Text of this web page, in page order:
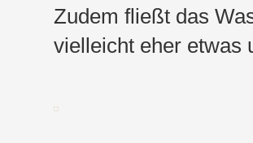
Zudem fließt das
vielleicht eher etwas